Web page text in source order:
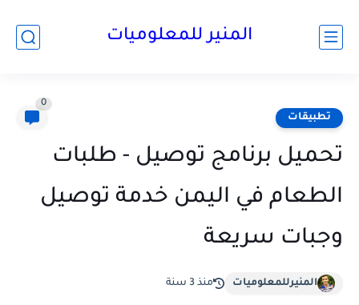
المنير للمعلوميات
تطبيقات
0
تحميل برنامج توصيل - طلبات
الطعام في اليمن خدمة توصيل
وجبات سريعة
المنيرللمعلوميات منذ 3 سنة